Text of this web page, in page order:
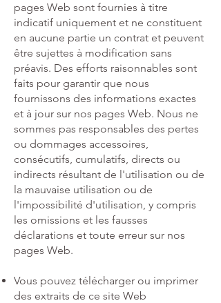
pages Web sont fournies à titre
indicatif uniquement et ne constituent
en aucune partie un contrat et peuvent
être sujettes à modification sans
préavis. Des efforts raisonnables sont
faits pour garantir que nous
fournissons des informations exactes
et à jour sur nos pages Web. Nous ne
sommes pas responsables des pertes
ou dommages accessoires,
consécutifs, cumulatifs, directs ou
indirects résultant de l'utilisation ou de
la mauvaise utilisation ou de
l'impossibilité d'utilisation, y compris
les omissions et les fausses
déclarations et toute erreur sur nos
pages Web.
Vous pouvez télécharger ou imprimer
des extraits de ce site Web